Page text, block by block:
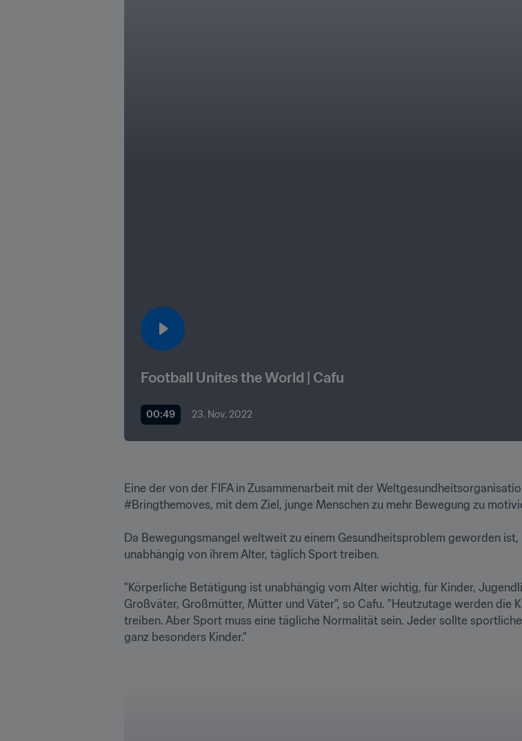
Football Unites the World | Cafu
00:49 23. Nov. 2022
Eine der von der FIFA in Zusammenarbeit mit der
#Bringthemoves, mit dem Ziel, junge Menschen zu mehr Bewegung zu
Da Bewegungsmangel weltweit zu einem Gesundheitsproblem geworden
unabhängig von ihrem Alter, täglich Sport treiben.
"Körperliche Betätigung ist unabhängig vom Alter wichtig, für Kinder,
Großväter, Großmütter, Mütter und Väter", so Cafu. "Heutzutage werden die
treiben. Aber Sport muss eine tägliche Normalität sein. Jeder sollte
ganz besonders Kinder."